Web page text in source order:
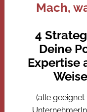
Mach,
4
Deine
Expertise
(alle